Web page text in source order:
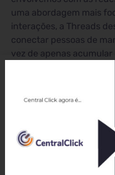
uma abordagem mais
interações, a Threads
conectar pessoas de
vez de apenas